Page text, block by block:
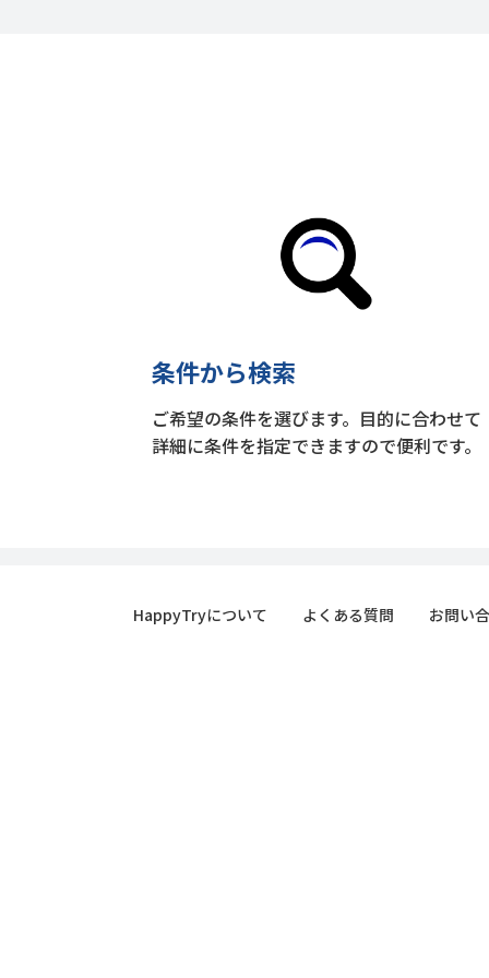
条件から検索
ご希望の条件を選びます。目的に合わせて
詳細に条件を指定できますので便利です。
HappyTryについて よくある質問 お問い